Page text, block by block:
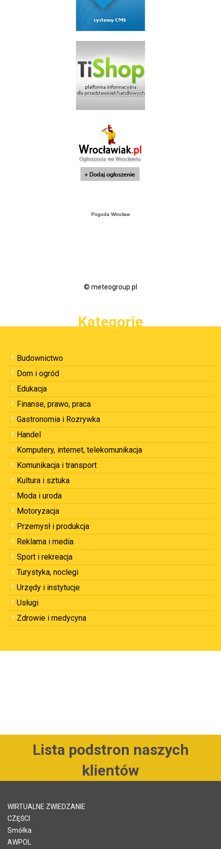
Pogoda Wrocław
© meteogroup.pl
Kategorie
Budownictwo
Dom i ogród
Edukacja
Finanse, prawo, praca
Gastronomia i Rozrywka
Handel
Komputery, internet, telekomunikacja
Komunikacja i transport
Kultura i sztuka
Moda i uroda
Motoryzacja
Przemysł i produkcja
Reklama i media
Sport i rekreacja
Turystyka, noclegi
Urzędy i instytucje
Usługi
Zdrowie i medycyna
Lista podstron naszych
klientów
WIRTUALNE ZWIEDZANIE
CZĘŚCI
Smółka
AWPOL